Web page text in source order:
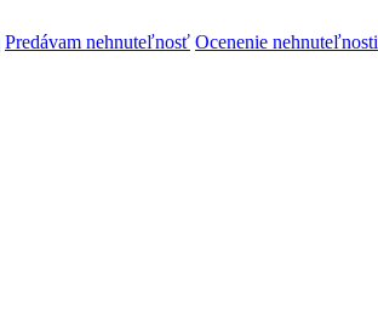
Predávam nehnuteľnosť Ocenenie nehnuteľnosti